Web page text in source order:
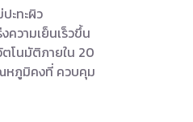
ะทะผิว
ความเย็นเร็วขึ้น
ตโนมัติภายใน 20
หภูมิคงที่ ควบคุม